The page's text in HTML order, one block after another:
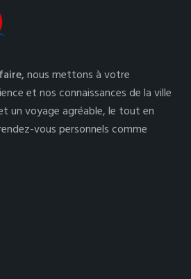
nous mettons à votre
et nos connaissances de la ville
un voyage agréable, le tout en
vous personnels comme